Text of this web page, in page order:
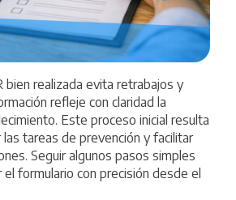
bien realizada evita retrabajos y
refleje con claridad la
Este proceso inicial resulta
las tareas de prevención y facilitar
Seguir algunos pasos simples
formulario con precisión desde el